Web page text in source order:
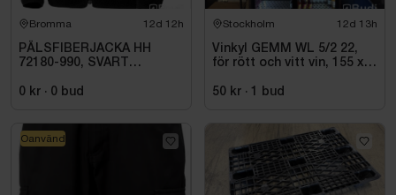
Bromma 12d 12h
PÄLSFIBERJACKA HH
72180-990, SVART
0 kr · 0 bud
Stockholm 12d 13h
Vinkyl GEMM WL 5/2 22,
för rött och vitt vin, 155 x
50 kr · 1 bud
Oanvänd